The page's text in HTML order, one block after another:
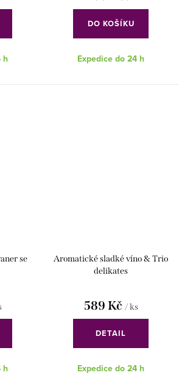
h
DO KOŠÍKU
Expedice do 24 h
se
h
Aromatické sladké víno & Trio
delikates
589 Kč / ks
DETAIL
Expedice do 24 h